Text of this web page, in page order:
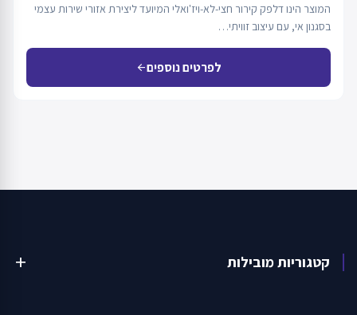
המוצר הינו דלפק קירור חצי-לא-ויז'ואלי המיועד ליצירת אזורי שירות עצמי
בסגנון אי, עם עיצוב זוויתי…
לפרטים נוספיםarrow_back
קטגוריות מובילות add